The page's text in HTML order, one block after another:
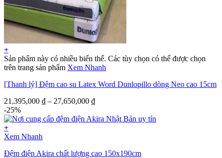
+
Sản phẩm này có nhiều biến thể. Các tùy chọn có thể được chọn
trên trang sản phẩm Xem Nhanh
[Thanh lý] Đệm cao su Latex Word Dunlopillo dòng Neo cao 15cm
21,395,000 ₫ – 27,650,000 ₫
-25%
+
Xem Nhanh
Đệm điện Akira chất lượng cao 150x190cm